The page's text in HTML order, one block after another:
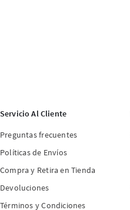
Servicio Al Cliente
Preguntas frecuentes
Políticas de Envíos
Compra y Retira en Tienda
Devoluciones
Términos y Condiciones